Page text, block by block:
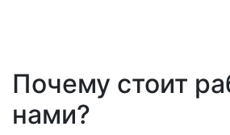
Почему стоит
нами?